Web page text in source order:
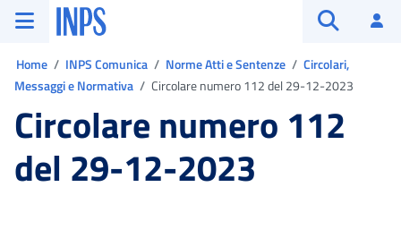
Vai al menu principale
Vai al contenuto principale
Vai al pie' di pagina
INPS ()
Home INPS Comunica Norme Atti e Sentenze
Circolari,
Messaggi e Normativa
Circolare numero 112 del 29-12-2023
Circolare numero 112
del 29-12-2023